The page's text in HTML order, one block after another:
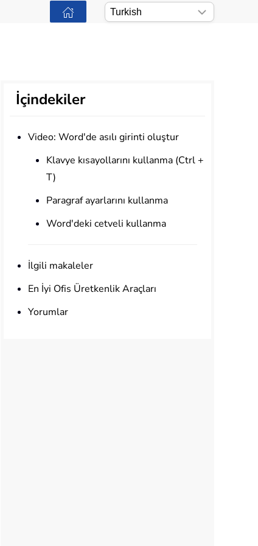
İçindekiler
Video: Word'de asılı girinti oluştur
Klavye kısayollarını kullanma (Ctrl +
T)
Paragraf ayarlarını kullanma
Word'deki cetveli kullanma
İlgili makaleler
En İyi Ofis Üretkenlik Araçları
Yorumlar